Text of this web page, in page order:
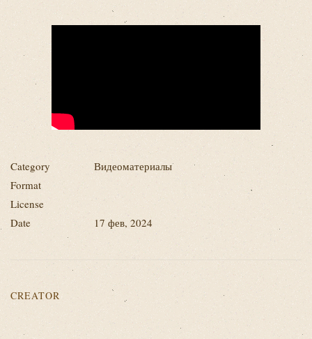
Category
Видеоматериалы
Format
License
Date
17 фев, 2024
CREATOR